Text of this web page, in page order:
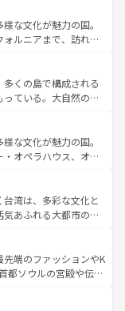
らではのユニークな
く町歩きも満喫する
物価も高いが、旅行
る。 なお、新
を参照してほしい。
な文化が魅力の国。
ルニアまで、訪れる
ング、エンターテイ
だ。一方、アメリカ
ャニオンやイエロー
食が融合した独特の
域で異なる魅力を楽
を感じることができ
しい。
くの島で構成される
ている。大自然の神
光地といえばオアフ
イ島やカウアイ島が
海をはじめ、豊かな
えてくれるハワイの
イアンミュージッ
がハワイの魅力を彩
。
な文化が魅力の国。
オペラハウス、オー
ルル（エアーズロッ
アンズの熱帯雨林な
ェやワイン、オージ
、サーフィンやダイ
好きにはたまらな
分に味わいつくそ
湾は、多彩な文化と
あふれる大都市の台
部など、都市の喧騒
る人に新しい発見と
い台湾の食文化も魅
ラエティ豊かな料理
端のファッションやK
都ソウルの宮殿や伝統
然美を楽しむことが